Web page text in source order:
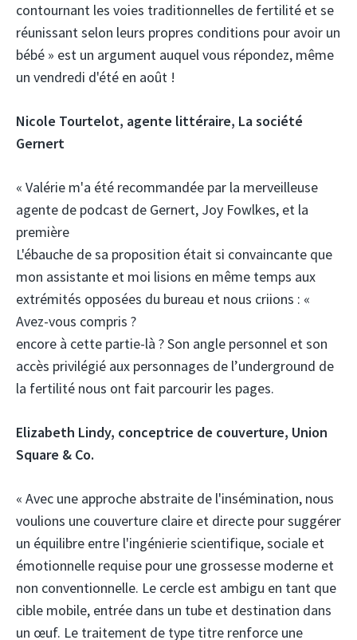
contournant les voies traditionnelles de fertilité et se
réunissant selon leurs propres conditions pour avoir un
bébé » est un argument auquel vous répondez, même
un vendredi d'été en août !
Nicole Tourtelot, agente littéraire, La société
Gernert
« Valérie m'a été recommandée par la merveilleuse
agente de podcast de Gernert, Joy Fowlkes, et la
première
L'ébauche de sa proposition était si convaincante que
mon assistante et moi lisions en même temps aux
extrémités opposées du bureau et nous criions : «
Avez-vous compris ?
encore à cette partie-là ? Son angle personnel et son
accès privilégié aux personnages de l’underground de
la fertilité nous ont fait parcourir les pages.
Elizabeth Lindy, conceptrice de couverture, Union
Square & Co.
« Avec une approche abstraite de l'insémination, nous
voulions une couverture claire et directe pour suggérer
un équilibre entre l'ingénierie scientifique, sociale et
émotionnelle requise pour une grossesse moderne et
non conventionnelle. Le cercle est ambigu en tant que
cible mobile, entrée dans un tube et destination dans
un œuf. Le traitement de type titre renforce une